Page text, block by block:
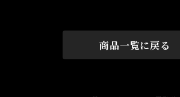
商品一覧に戻る